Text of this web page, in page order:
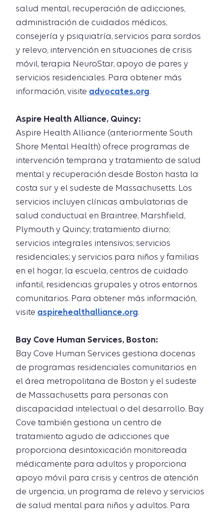
salud mental, recuperación de adicciones,
administración de cuidados médicos,
consejería y psiquiatría, servicios para sordos
y relevo, intervención en situaciones de crisis
móvil, terapia NeuroStar, apoyo de pares y
servicios residenciales. Para obtener más
información, visite advocates.org.
Aspire Health Alliance, Quincy:
Aspire Health Alliance (anteriormente South
Shore Mental Health) ofrece programas de
intervención temprana y tratamiento de salud
mental y recuperación desde Boston hasta la
costa sur y el sudeste de Massachusetts. Los
servicios incluyen clínicas ambulatorias de
salud conductual en Braintree, Marshfield,
Plymouth y Quincy; tratamiento diurno;
servicios integrales intensivos; servicios
residenciales; y servicios para niños y familias
en el hogar, la escuela, centros de cuidado
infantil, residencias grupales y otros entornos
comunitarios. Para obtener más información,
visite aspirehealthalliance.org.
Bay Cove Human Services, Boston:
Bay Cove Human Services gestiona docenas
de programas residenciales comunitarios en
el área metropolitana de Boston y el sudeste
de Massachusetts para personas con
discapacidad intelectual o del desarrollo. Bay
Cove también gestiona un centro de
tratamiento agudo de adicciones que
proporciona desintoxicación monitoreada
médicamente para adultos y proporciona
apoyo móvil para crisis y centros de atención
de urgencia, un programa de relevo y servicios
de salud mental para niños y adultos. Para